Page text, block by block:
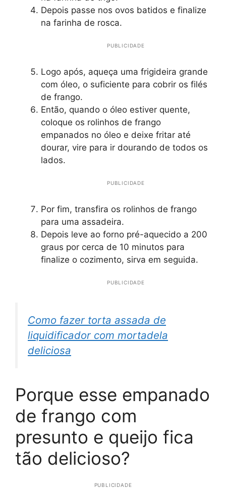
Depois passe nos ovos batidos e finalize
na farinha de rosca.
PUBLICIDADE
Logo após, aqueça uma frigideira grande
com óleo, o suficiente para cobrir os filés
de frango.
Então, quando o óleo estiver quente,
coloque os rolinhos de frango
empanados no óleo e deixe fritar até
dourar, vire para ir dourando de todos os
lados.
PUBLICIDADE
Por fim, transfira os rolinhos de frango
para uma assadeira.
Depois leve ao forno pré-aquecido a 200
graus por cerca de 10 minutos para
finalize o cozimento, sirva em seguida.
PUBLICIDADE
Como fazer torta assada de
liquidificador com mortadela
deliciosa
Porque esse empanado
de frango com
presunto e queijo fica
tão delicioso?
PUBLICIDADE